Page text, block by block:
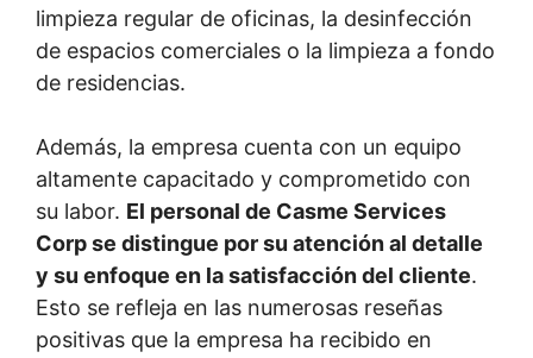
limpieza regular de oficinas, la desinfección
de espacios comerciales o la limpieza a fondo
de residencias.
Además, la empresa cuenta con un equipo
altamente capacitado y comprometido con
su labor. El personal de Casme Services
Corp se distingue por su atención al detalle
y su enfoque en la satisfacción del cliente.
Esto se refleja en las numerosas reseñas
positivas que la empresa ha recibido en